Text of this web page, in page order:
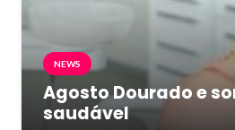
NEWS
Agosto Dourado e
saudável